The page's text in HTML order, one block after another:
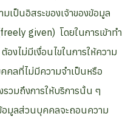
เป็นอิสระของเจ้าของข้อมูล
given) โดยในการเข้าทำ
งไม่มีเงื่อนไขในการให้ความ
ลที่ไม่มีความจำเป็นหรือ
วมถึงการให้บริการนั้น ๆ
อมูลส่วนบุคคลจะถอนความ